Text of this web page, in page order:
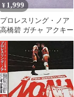
¥ 1,999
プロレスリング・ノア
高橋碧 ガチャ アクキー